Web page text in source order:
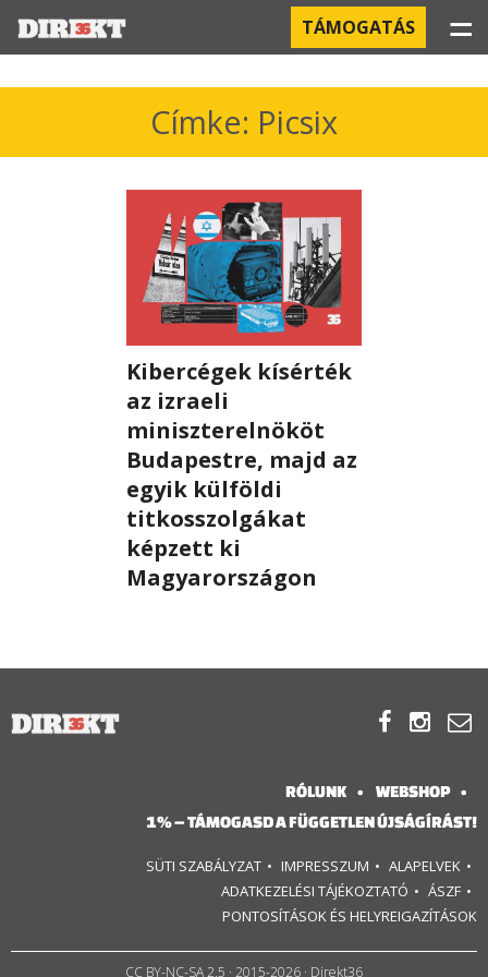
KÓRHÁZI FERTŐZÉSEK
ORBÁN ÉS A GAZDASÁG
OROSZ KAPCSOLATOK
PEGASUS-MEGFIGYELÉSEK
AZ ORBÁN CSALÁD ÜZLETEI

TÁMOGATÁS ☰
Címke: Picsix
Kibercégek kísérték
az izraeli
miniszterelnököt
Budapestre, majd az
egyik külföldi
titkosszolgákat
képzett ki
Magyarországon
  
RÓLUNK
WEBSHOP
1% – TÁMOGASD A FÜGGETLEN ÚJSÁGÍRÁST!
SÜTI SZABÁLYZAT IMPRESSZUM
ALAPELVEK
ADATKEZELÉSI TÁJÉKOZTATÓ
ÁSZF
PONTOSÍTÁSOK ÉS HELYREIGAZÍTÁSOK
CC BY-NC-SA 2.5 · 2015-2026 · Direkt36